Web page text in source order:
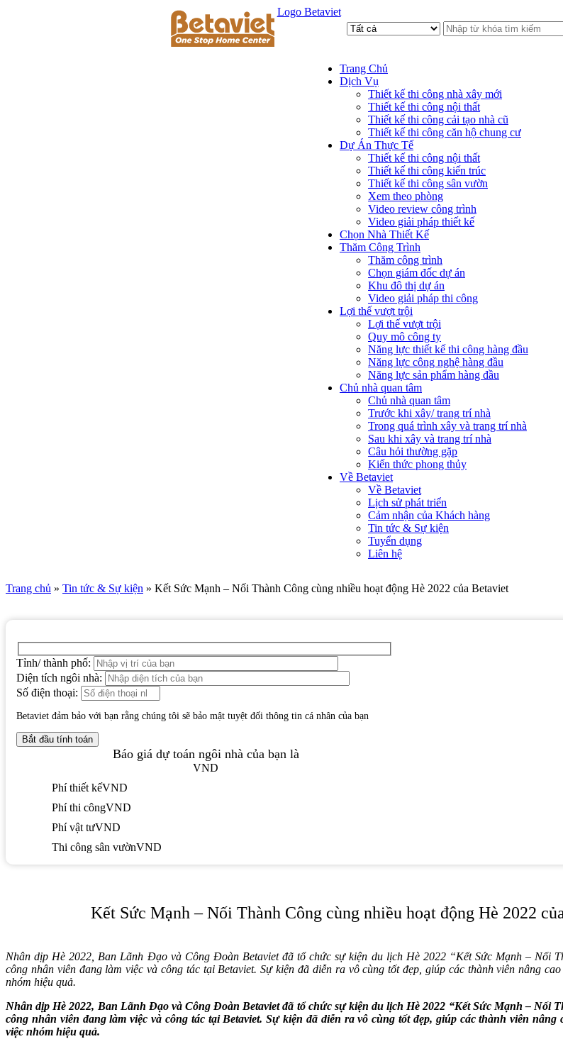
Logo Betaviet
Trang Chủ
Dịch Vụ
Thiết kế thi công nhà xây mới
Thiết kế thi công nội thất
Thiết kế thi công cải tạo nhà cũ
Thiết kế thi công căn hộ chung cư
Dự Án Thực Tế
Thiết kế thi công nội thất
Thiết kế thi công kiến trúc
Thiết kế thi công sân vườn
Xem theo phòng
Video review công trình
Video giải pháp thiết kế
Chọn Nhà Thiết Kế
Thăm Công Trình
Thăm công trình
Chọn giám đốc dự án
Khu đô thị dự án
Video giải pháp thi công
Lợi thế vượt trội
Lợi thế vượt trội
Quy mô công ty
Năng lực thiết kế thi công hàng đầu
Năng lực công nghệ hàng đầu
Năng lực sản phẩm hàng đầu
Chủ nhà quan tâm
Chủ nhà quan tâm
Trước khi xây/ trang trí nhà
Trong quá trình xây và trang trí nhà
Sau khi xây và trang trí nhà
Câu hỏi thường gặp
Kiến thức phong thủy
Về Betaviet
Về Betaviet
Lịch sử phát triển
Cảm nhận của Khách hàng
Tin tức & Sự kiện
Tuyển dụng
Liên hệ
Trang chủ » Tin tức & Sự kiện » Kết Sức Mạnh – Nối Thành Công cùng nhiều hoạt động Hè 2022 của Betaviet
Tỉnh/ thành phố:
Diện tích ngôi nhà:
Số điện thoại:
Betaviet đảm bảo với bạn rằng chúng tôi sẽ bảo mật tuyệt đối thông tin cá nhân của bạn
Báo giá dự toán ngôi nhà của bạn là
VND
Phí thiết kếVND
Phí thi côngVND
Phí vật tưVND
Thi công sân vườnVND
Kết Sức Mạnh – Nối Thành Công cùng nhiều hoạt động Hè 2022
Nhân dịp Hè 2022, Ban Lãnh Đạo và Công Đoàn Betaviet đã tổ chức sự kiện du lịch Hè 2022 “Kết Sức Mạnh – Nối
công nhân viên đang làm việc và công tác tại Betaviet. Sự kiện đã diễn ra vô cùng tốt đẹp, giúp các thành viên nâng
nhóm hiệu quả.
Nhân dịp Hè 2022, Ban Lãnh Đạo và Công Đoàn Betaviet đã tổ chức sự kiện du lịch Hè 2022 “Kết Sức Mạnh – Nối
công nhân viên đang làm việc và công tác tại Betaviet. Sự kiện đã diễn ra vô cùng tốt đẹp, giúp các thành viên
việc nhóm hiệu quả.